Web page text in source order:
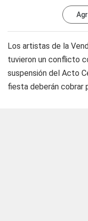
Los artistas de la
tuvieron un conflicto
suspensión del Acto
fiesta deberán cobrar